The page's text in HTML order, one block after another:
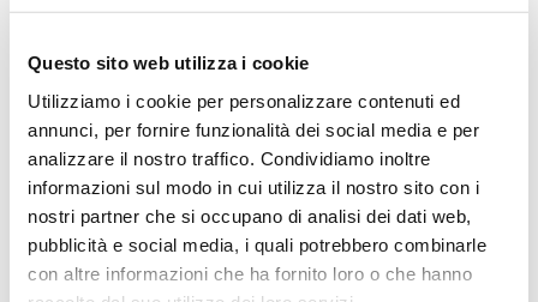
Questo sito web utilizza i cookie
Utilizziamo i cookie per personalizzare contenuti ed
annunci, per fornire funzionalità dei social media e per
analizzare il nostro traffico. Condividiamo inoltre
informazioni sul modo in cui utilizza il nostro sito con i
nostri partner che si occupano di analisi dei dati web,
pubblicità e social media, i quali potrebbero combinarle
con altre informazioni che ha fornito loro o che hanno
ecc). Qualunque preferenza tu scelga per la
brevissimi da uno dei nostri autisti.
CHIAMACI SUBITO
RICHIEDI UN TRANSFER